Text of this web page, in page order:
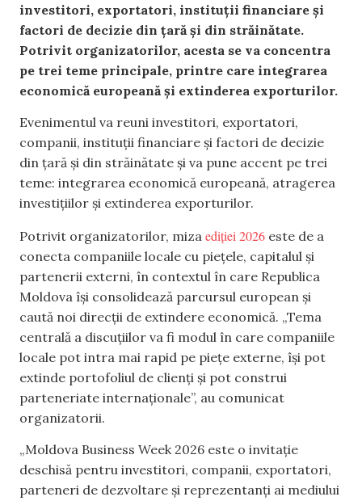
investitori, exportatori, instituții financiare și
factori de decizie din țară și din străinătate.
Potrivit organizatorilor, acesta se va concentra
pe trei teme principale, printre care integrarea
economică europeană și extinderea exporturilor.
Evenimentul va reuni investitori, exportatori,
companii, instituții financiare și factori de decizie
din țară și din străinătate și va pune accent pe trei
teme: integrarea economică europeană, atragerea
investițiilor și extinderea exporturilor.
Potrivit organizatorilor, miza ediției 2026 este de a
conecta companiile locale cu piețele, capitalul și
partenerii externi, în contextul în care Republica
Moldova își consolidează parcursul european și
caută noi direcții de extindere economică. „Tema
centrală a discuțiilor va fi modul în care companiile
locale pot intra mai rapid pe piețe externe, își pot
extinde portofoliul de clienți și pot construi
parteneriate internaționale”, au comunicat
organizatorii.
„Moldova Business Week 2026 este o invitație
deschisă pentru investitori, companii, exportatori,
parteneri de dezvoltare și reprezentanți ai mediului